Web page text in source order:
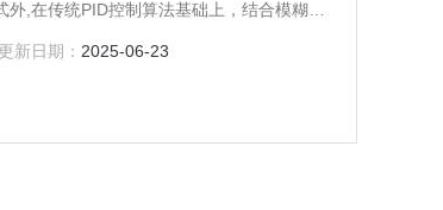
,在传统PID控制算法基础上，结合模糊控
更新日期： 2025-06-23